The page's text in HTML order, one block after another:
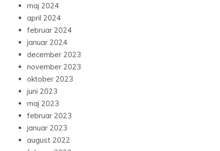
maj 2024
april 2024
februar 2024
januar 2024
december 2023
november 2023
oktober 2023
juni 2023
maj 2023
februar 2023
januar 2023
august 2022